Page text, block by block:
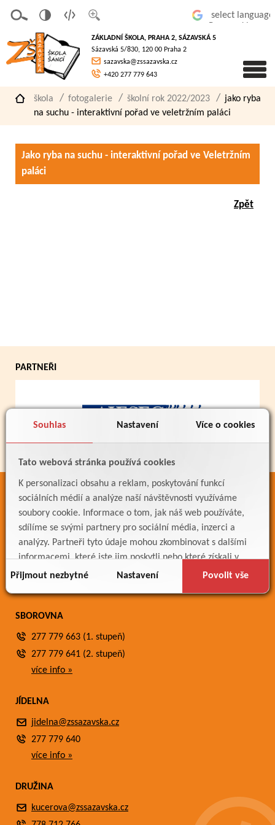
Souhlas Nastavení Více o cookies
Tato webová stránka používá cookies
K personalizaci obsahu a reklam, poskytování funkcí
sociálních médií a analýze naší návštěvnosti využíváme
soubory cookie. Informace o tom, jak náš web používáte,
sdílíme se svými partnery pro sociální média, inzerci a
analýzy. Partneři tyto údaje mohou zkombinovat s dalšími
informacemi, které jste jim poskytli nebo které získali v
důsledku toho, že používáte jejich služby.
Přijmout nezbytné Nastavení Povolit vše
písmo
á
verze
pro
slaboz
raké
ZÁKLADNÍ ŠKOLA, PRAHA 2, SÁZAVSKÁ 5
Sázavská 5/830, 120 00 Praha 2
sazavska@zssazavska.cz
+420 277 779 643
škola fotogalerie školní rok 2022/2023
jako ryba
na suchu - interaktivní pořad ve veletržním paláci
Jako ryba na suchu - interaktivní pořad ve Veletržním
paláci
Zpět
PARTNEŘI
ODKAZY
Bakaláři
Jídelníček
Meteostanice
SBOROVNA
277 779 663 (1. stupeň)
277 779 641 (2. stupeň)
více info »
JÍDELNA
jidelna@zssazavska.cz
277 779 640
více info »
DRUŽINA
kucerova@zssazavska.cz